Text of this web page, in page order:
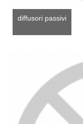
diffusori passivi